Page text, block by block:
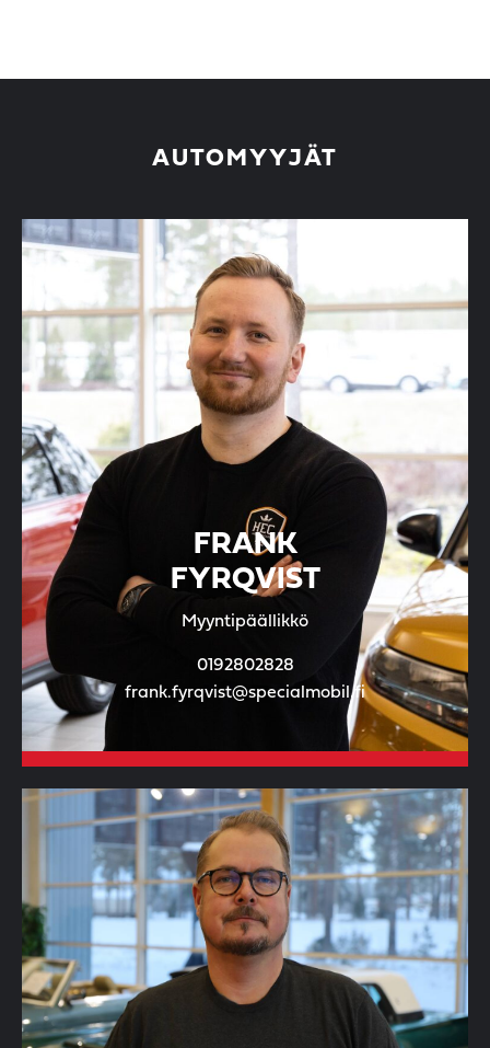
AUTOMYYJÄT
FRANK
FYRQVIST
Myyntipäällikkö
0192802828
frank.fyrqvist@specialmobil.fi